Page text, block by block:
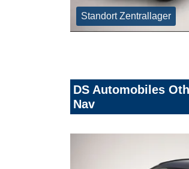
Standort Zentrallager
DS Automobiles
Nav